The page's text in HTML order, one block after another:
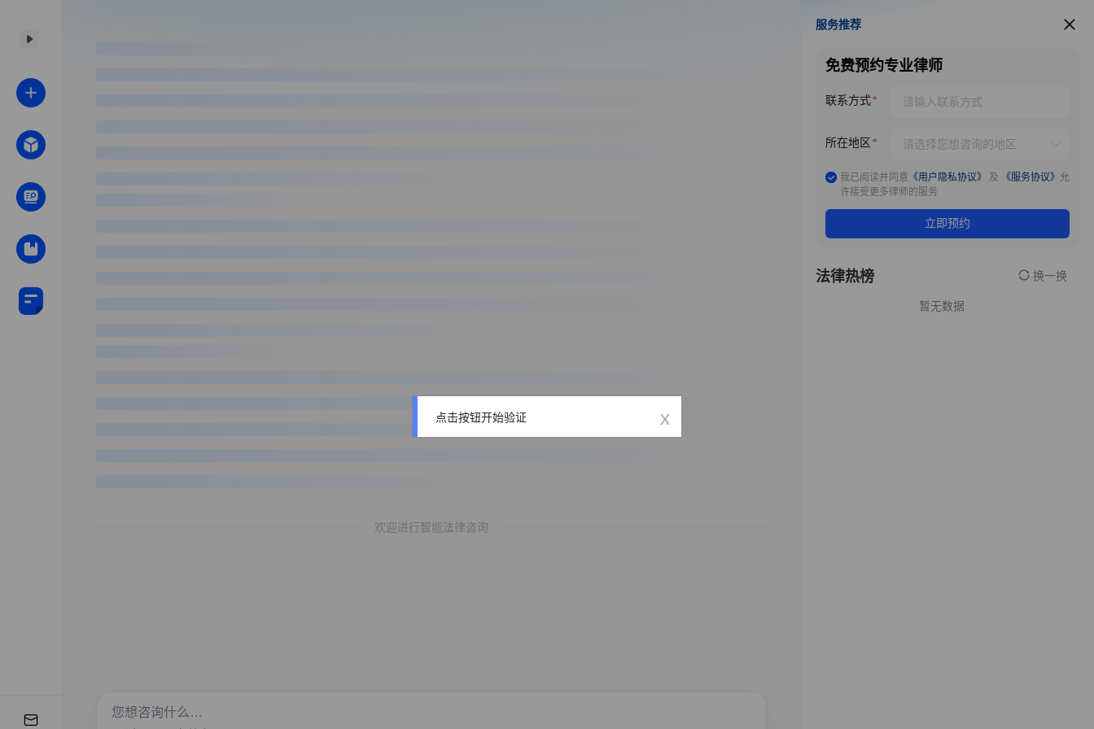
欢迎进行智能法律咨询
服务推荐
服务推荐
免费预约专业律师
联系方式
所在地区
我已阅读并同意 《用户隐私协议》 及 《服务协议》 允
许接受更多律师的服务
立即预约
法律热榜 换一换
暂无数据
点击按钮开始验证 x